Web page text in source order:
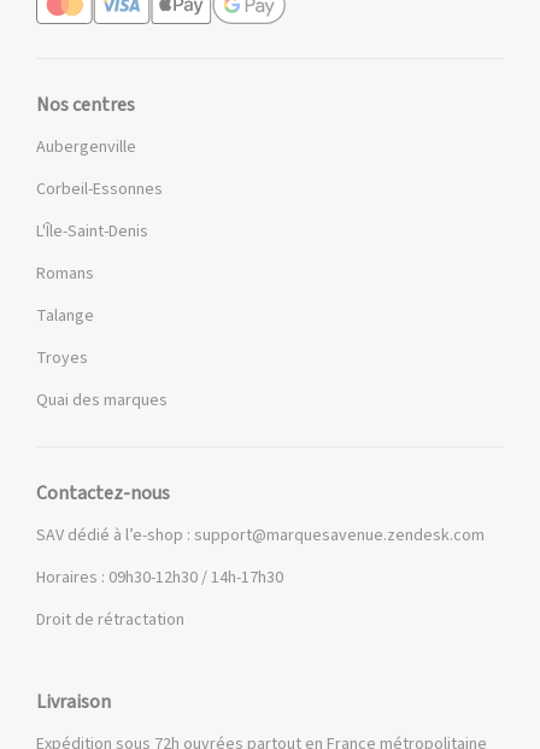
Nos centres
Aubergenville
Corbeil-Essonnes
L'Île-Saint-Denis
Romans
Talange
Troyes
Quai des marques
Contactez-nous
SAV dédié à l’e-shop : support@marquesavenue.zendesk.com
Horaires : 09h30-12h30 / 14h-17h30
Droit de rétractation
Livraison
Expédition sous 72h ouvrées partout en France métropolitaine